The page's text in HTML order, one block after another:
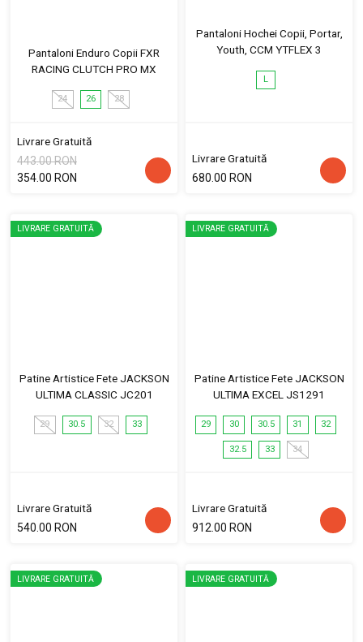
Pantaloni Enduro Copii FXR
RACING CLUTCH PRO MX
24 26 28
Livrare Gratuită
443.00 RON
354.00 RON
Pantaloni Hochei Copii, Portar,
Youth, CCM YTFLEX 3
L
Livrare Gratuită
680.00 RON
LIVRARE GRATUITĂ
Patine Artistice Fete JACKSON
ULTIMA CLASSIC JC201
29 30.5 32 33
Livrare Gratuită
540.00 RON
LIVRARE GRATUITĂ
Patine Artistice Fete JACKSON
ULTIMA EXCEL JS1291
29 30 30.5 31 32
32.5 33 34
Livrare Gratuită
912.00 RON
LIVRARE GRATUITĂ LIVRARE GRATUITĂ